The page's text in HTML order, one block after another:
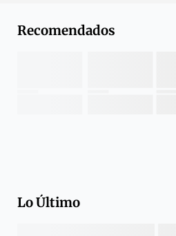
Recomendados
Lo Último